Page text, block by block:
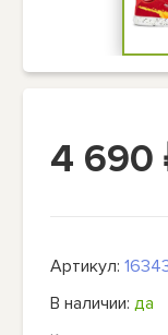
4 690
Артикул:
В наличии:да